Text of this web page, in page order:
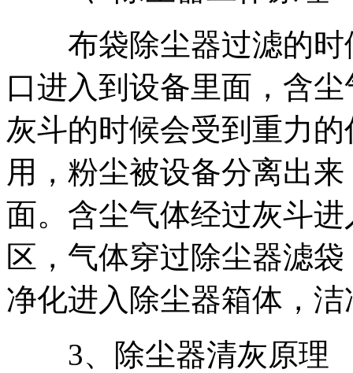
布袋除尘器过滤的时
口进入到设备里面，含
灰斗的时候会受到重力
用，粉尘被设备分离出
面。含尘气体经过灰斗
区，气体穿过除尘器滤
净化进入除尘器箱体，
3、除尘器清灰原理